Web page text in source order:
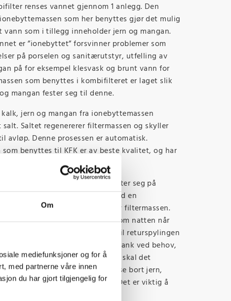
Om
mediefunksjoner og for å
med partnerne våre innen
du har gjort tilgjengelig for
renses vannet gjennom 1 anlegg. Den
som her benyttes gjør det mulig
vann som i tillegg inneholder jern og mangan.
er ”ionebyttet” forsvinner problemer som
på porselen og sanitærutstyr, utfelling av
på for eksempel klesvask og brunt vann for
som benyttes i kombifilteret er laget slik
mangan fester seg til denne.
jern og mangan fra ionebyttemassen
Saltet regenererer filtermassen og skyller
avløp. Denne prosessen er automatisk.
som benyttes til KFK er av beste kvalitet, og har
jern og mangan som fester seg på
skylles til avløp sammen med en
som benyttes for opplading av filtermassen.
er automatisk og skjer om natten når
Filteret benytter salt til returspylingen
Saltet etterfylles til egen tank ved behov,
1 gang pr. måned skal det
RUST sammen med salt for å rense bort jern,
som ikke saltet renser bort. Det er viktig å